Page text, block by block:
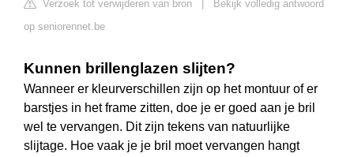
Verzoek tot verwijderen van bron
Bekijk volledig antwoord
op seniorennet.be
Kunnen brillenglazen slijten?
Wanneer er kleurverschillen zijn op het montuur of er
barstjes in het frame zitten, doe je er goed aan je bril
wel te vervangen. Dit zijn tekens van natuurlijke
slijtage. Hoe vaak je je bril moet vervangen hangt